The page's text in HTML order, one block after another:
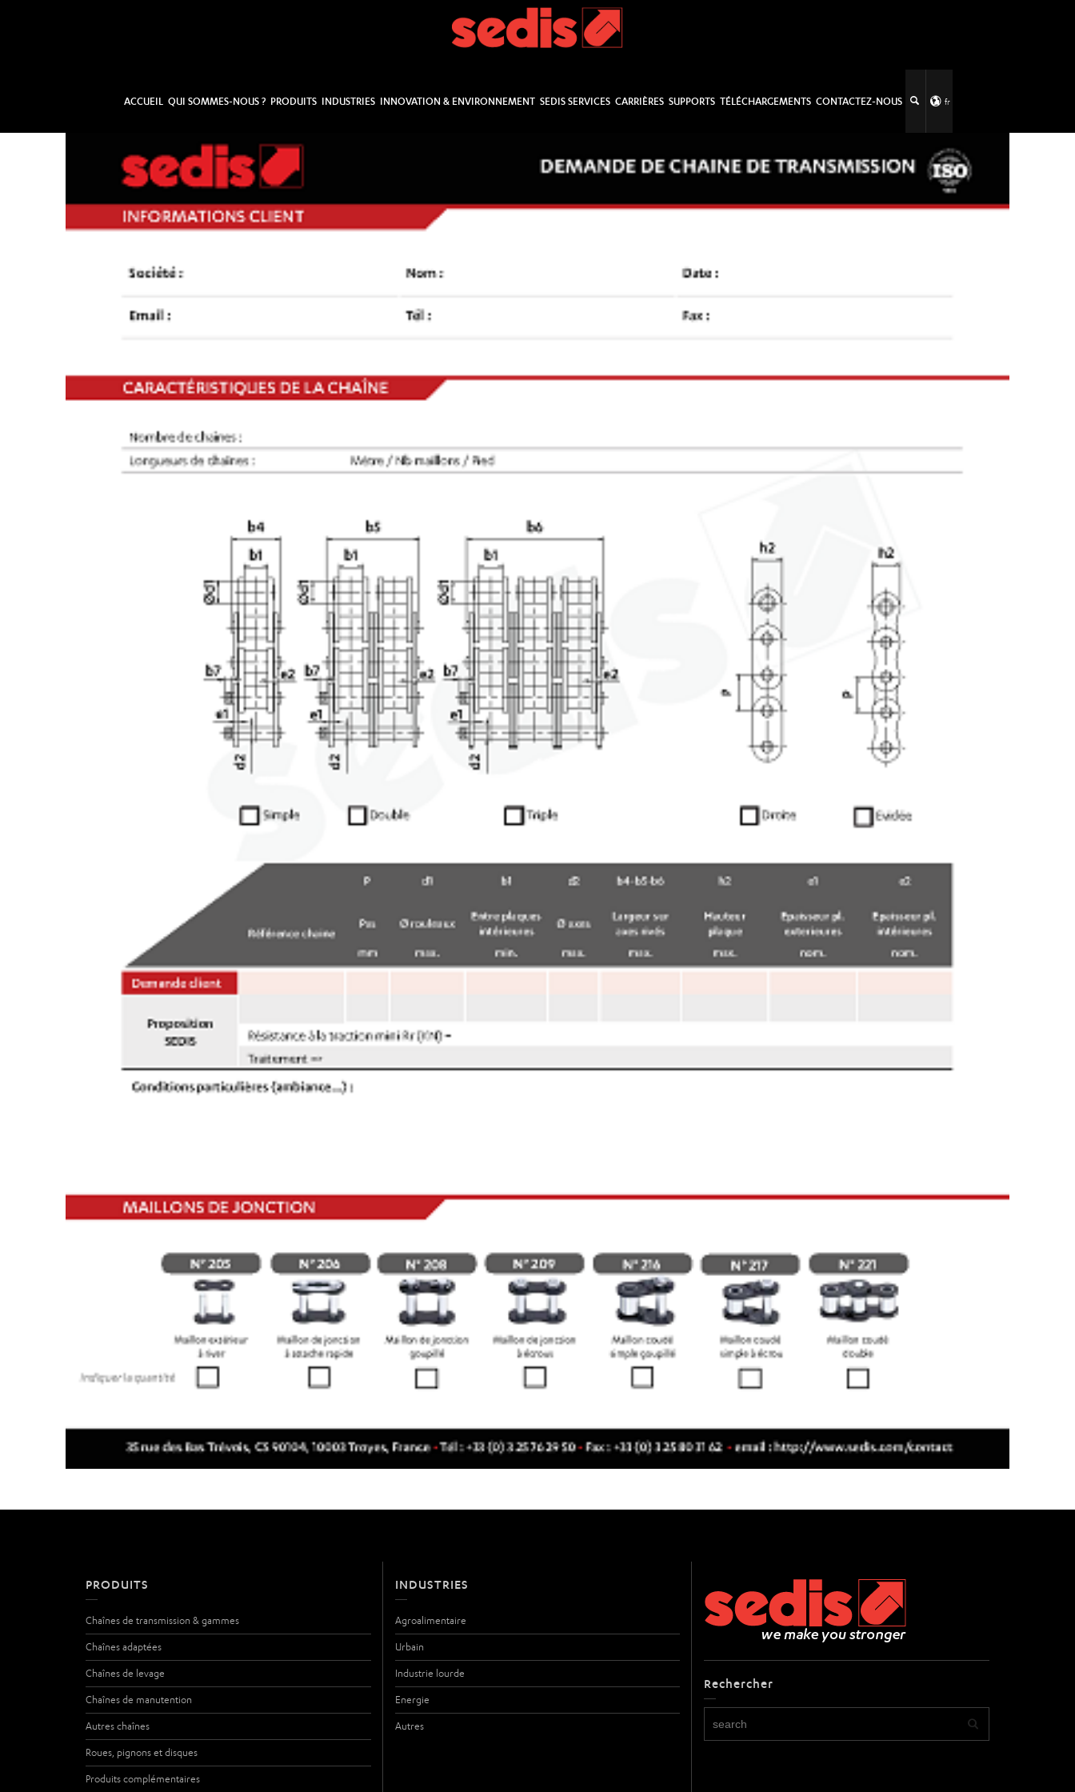
ACCUEIL QUI SOMMES-NOUS ? PRODUITS INDUSTRIES INNOVATION & ENVIRONNEMENT SEDIS SERVICES CARRIÈRES SUPPORTS TÉLÉCHARGEMENTS CONTACTEZ-NOUS fr
PRODUITS
Chaînes de transmission & gammes
Chaînes adaptées
Chaînes de levage
Chaînes de manutention
Autres chaînes
Roues, pignons et disques
Produits complémentaires
INDUSTRIES
Agroalimentaire
Urbain
Industrie lourde
Energie
Autres
Rechercher